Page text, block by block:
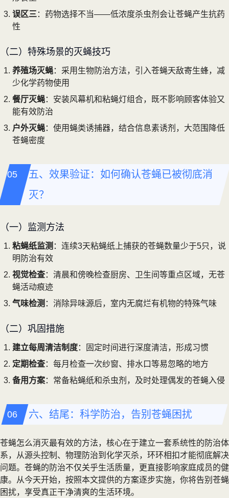
误区三：药物选择不当——低浓度杀虫剂会让苍蝇产生抗药
性
（二）特殊场景的灭蝇技巧
养殖场灭蝇：采用生物防治方法，引入苍蝇天敌寄生蜂，减
少化学药物使用
餐厅灭蝇：安装风幕机和粘蝇灯组合，既不影响顾客体验又
能有效防治
户外灭蝇：使用蝇类诱捕器，结合信息素诱剂，大范围降低
苍蝇密度
五、效果验证：如何确认苍蝇已被彻底消
灭？
（一）监测方法
粘蝇纸监测 ：连续3天粘蝇纸上捕获的苍蝇数量少于5只，说
明防治有效
视觉检查：清晨和傍晚检查厨房、卫生间等重点区域，无苍
蝇活动痕迹
气味检测 ：消除异味源后，室内无腐烂有机物的特殊气味
（二）巩固措施
建立每周清洁制度：固定时间进行深度清洁，形成习惯
定期检查：每月检查一次纱窗、排水口等易忽略的地方
备用方案：常备粘蝇纸和杀虫剂，及时处理偶发的苍蝇入侵
六、结尾：科学防治，告别苍蝇困扰
苍蝇怎么消灭最有效的方法，核心在于建立一套系统性的防治体
系，从源头控制、物理防治到化学灭杀，环环相扣才能彻底解决
问题。苍蝇的防治不仅关乎生活质量，更直接影响家庭成员的健
康。从今天开始，按照本文提供的方案逐步实施，你将告别苍蝇
困扰，享受真正干净清爽的生活环境。